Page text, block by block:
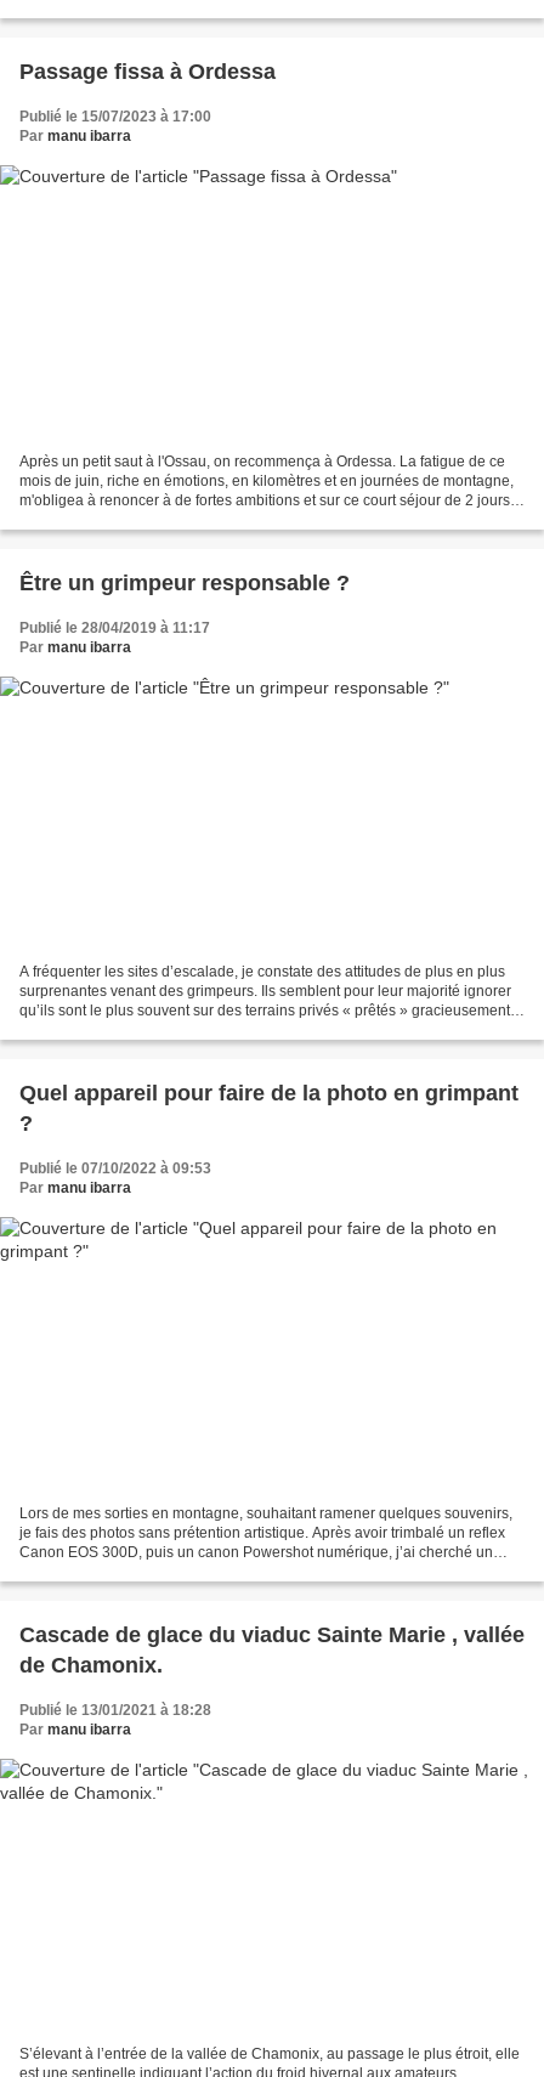
Passage fissa à Ordessa
Publié le 15/07/2023 à 17:00
Par manu ibarra
Après un petit saut à l'Ossau, on recommença à Ordessa. La fatigue de ce
mois de juin, riche en émotions, en kilomètres et en journées de montagne,
m'obligea à renoncer à de fortes ambitions et sur ce court séjour de 2 jours,
Être un grimpeur responsable ?
Publié le 28/04/2019 à 11:17
Par manu ibarra
A fréquenter les sites d’escalade, je constate des attitudes de plus en plus
surprenantes venant des grimpeurs. Ils semblent pour leur majorité ignorer
qu’ils sont le plus souvent sur des terrains privés « prêtés » gracieusement
Quel appareil pour faire de la photo en grimpant
?
Publié le 07/10/2022 à 09:53
Par manu ibarra
Lors de mes sorties en montagne, souhaitant ramener quelques souvenirs,
je fais des photos sans prétention artistique. Après avoir trimbalé un reflex
Canon EOS 300D, puis un canon Powershot numérique, j’ai cherché un
Cascade de glace du viaduc Sainte Marie , vallée
de Chamonix.
Publié le 13/01/2021 à 18:28
Par manu ibarra
S’élevant à l’entrée de la vallée de Chamonix, au passage le plus étroit, elle
est une sentinelle indiquant l’action du froid hivernal aux amateurs